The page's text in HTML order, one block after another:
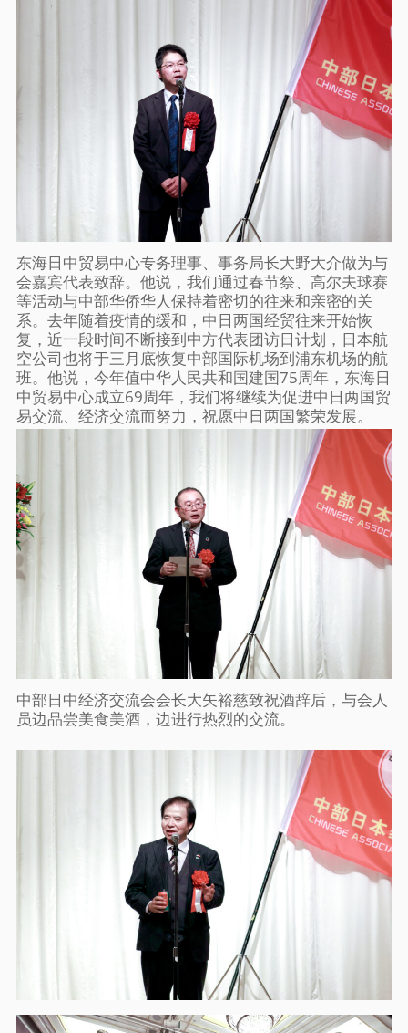
东海日中贸易中心专务理事、事务局长大野大介做为与
会嘉宾代表致辞。他说，我们通过春节祭、高尔夫球赛
等活动与中部华侨华人保持着密切的往来和亲密的关
系。去年随着疫情的缓和，中日两国经贸往来开始恢
复，近一段时间不断接到中方代表团访日计划，日本航
空公司也将于三月底恢复中部国际机场到浦东机场的航
班。他说，今年值中华人民共和国建国75周年，东海日
中贸易中心成立69周年，我们将继续为促进中日两国贸
易交流、经济交流而努力，祝愿中日两国繁荣发展。
中部日中经济交流会会长大矢裕慈致祝酒辞后，与会人
员边品尝美食美酒，边进行热烈的交流。